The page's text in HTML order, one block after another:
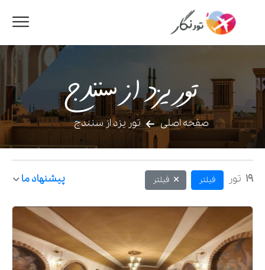
تور یزد از سنندج
صفحه اصلی تور یزد از سنندج
19 تور فیلتر فیلتر پیشنهاد ما